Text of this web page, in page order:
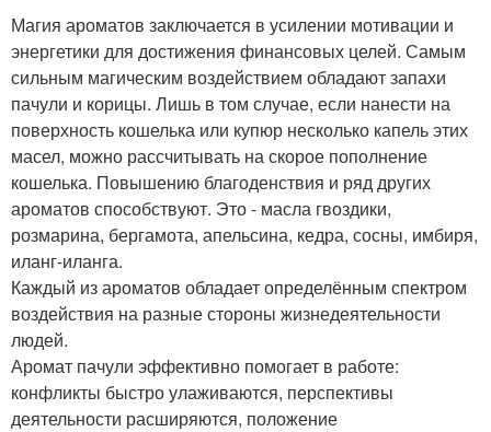
Магия ароматов заключается в усилении мотивации и
энергетики для достижения финансовых целей. Самым
сильным магическим воздействием обладают запахи
пачули и корицы. Лишь в том случае, если нанести на
поверхность кошелька или купюр несколько капель этих
масел, можно рассчитывать на скорое пополнение
кошелька. Повышению благоденствия и ряд других
ароматов способствуют. Это - масла гвоздики,
розмарина, бергамота, апельсина, кедра, сосны, имбиря,
иланг-иланга.
Каждый из ароматов обладает определённым спектром
воздействия на разные стороны жизнедеятельности
людей.
Аромат пачули эффективно помогает в работе:
конфликты быстро улаживаются, перспективы
деятельности расширяются, положение